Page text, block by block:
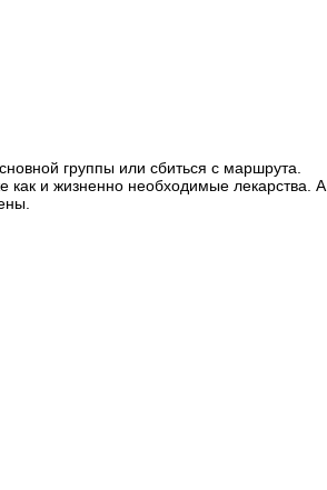
группы или сбиться с маршрута.
как и жизненно необходимые лекарства. А